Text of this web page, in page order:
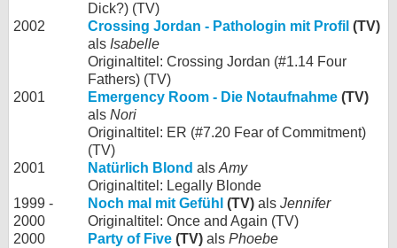
Dick?) (TV)
2002
Crossing Jordan - Pathologin mit Profil (TV)
als Isabelle
Originaltitel: Crossing Jordan (#1.14 Four
Fathers) (TV)
2001
Emergency Room - Die Notaufnahme (TV)
als Nori
Originaltitel: ER (#7.20 Fear of Commitment)
(TV)
2001
Natürlich Blond als Amy
Originaltitel: Legally Blonde
1999 -
2000
Noch mal mit Gefühl (TV) als Jennifer
Originaltitel: Once and Again (TV)
2000
Party of Five (TV) als Phoebe